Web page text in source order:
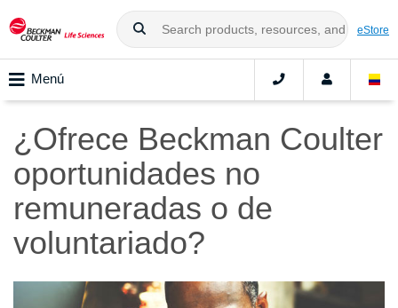
eStore
Menú
¿Ofrece Beckman Coulter
oportunidades no
remuneradas o de
voluntariado?